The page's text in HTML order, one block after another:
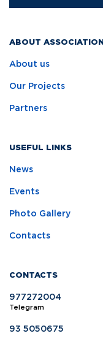
ABOUT ASSOCIATION
About us
Our Projects
Partners
USEFUL LINKS
News
Events
Photo Gallery
Contacts
CONTACTS
977272004
Telegram
93 5050675